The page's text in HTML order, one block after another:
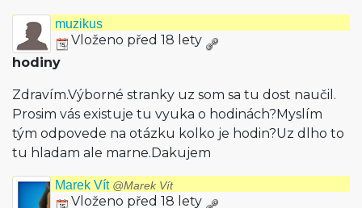
muzikus
Vloženo před 18 lety
hodiny
Zdravím.Výborné stranky uz som sa tu dost naučil.
Prosim vás existuje tu vyuka o hodinách?Myslím
tým odpovede na otázku kolko je hodin?Uz dlho to
tu hladam ale marne.Dakujem
Marek Vít @Marek Vít
Vloženo před 18 lety